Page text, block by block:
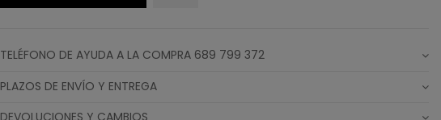
TELÉFONO DE AYUDA A LA COMPRA 689 799 372
PLAZOS DE ENVÍO Y ENTREGA